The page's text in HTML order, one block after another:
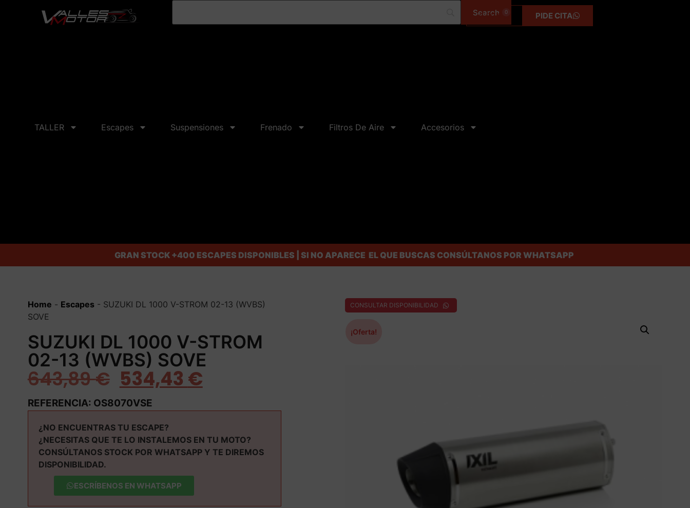
0,00€ 0 PIDE CITA
TALLER Escapes Suspensiones Frenado Filtros De Aire Accesorios
GRAN STOCK +400 ESCAPES DISPONIBLES | SI NO APARECE EL QUE BUSCAS CONSÚLTANOS POR WHATSAPP
Home - Escapes- SUZUKI DL 1000 V-STROM 02-13 (WVBS)
SOVE
SUZUKI DL 1000 V-STROM
02-13 (WVBS) SOVE
643,89€ 534,43 €
REFERENCIA: OS8070VSE
¿NO ENCUENTRAS TU ESCAPE?
¿NECESITAS QUE TE LO INSTALEMOS EN TU MOTO?
CONSÚLTANOS STOCK POR WHATSAPP Y TE DIREMOS
DISPONIBILIDAD.
ESCRÍBENOS EN WHATSAPP
CONSULTAR DISPONIBILIDAD
¡Oferta!